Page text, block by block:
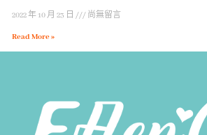
2022 年 10 月 23 日 尚無留言
Read More »